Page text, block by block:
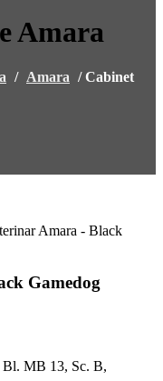
Amara
/ Amara /Cabinet
Amara - Black
Gamedog
Bl. MB 13, Sc. B,